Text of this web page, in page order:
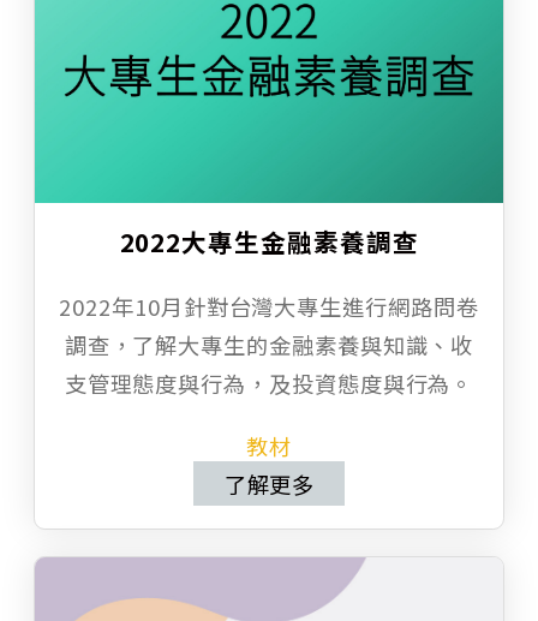
2022大專生金融素養調查
2022年10月針對台灣大專生進行網路問卷
調查，了解大專生的金融素養與知識、收
支管理態度與行為，及投資態度與行為。
教材
了解更多